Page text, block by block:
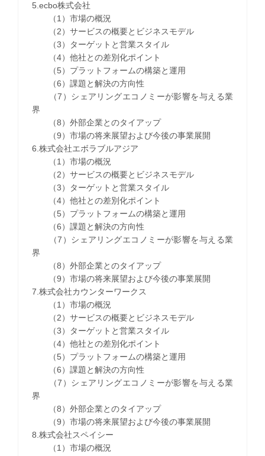
5.ecbo株式会社
（1）市場の概況
（2）サービスの概要とビジネスモデル
（3）ターゲットと営業スタイル
（4）他社との差別化ポイント
（5）プラットフォームの構築と運用
（6）課題と解決の方向性
（7）シェアリングエコノミーが影響を与える業
界
（8）外部企業とのタイアップ
（9）市場の将来展望および今後の事業展開
6.株式会社エボラブルアジア
（1）市場の概況
（2）サービスの概要とビジネスモデル
（3）ターゲットと営業スタイル
（4）他社との差別化ポイント
（5）プラットフォームの構築と運用
（6）課題と解決の方向性
（7）シェアリングエコノミーが影響を与える業
界
（8）外部企業とのタイアップ
（9）市場の将来展望および今後の事業展開
7.株式会社カウンターワークス
（1）市場の概況
（2）サービスの概要とビジネスモデル
（3）ターゲットと営業スタイル
（4）他社との差別化ポイント
（5）プラットフォームの構築と運用
（6）課題と解決の方向性
（7）シェアリングエコノミーが影響を与える業
界
（8）外部企業とのタイアップ
（9）市場の将来展望および今後の事業展開
8.株式会社スペイシー
（1）市場の概況